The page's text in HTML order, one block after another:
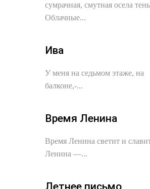
сумрачная, смутная осела
Облачные...
Ива
У меня на седьмом этаже, на
балконе,-...
Время Ленина
Время Ленина светит и
Ленина —...
Летнее письмо